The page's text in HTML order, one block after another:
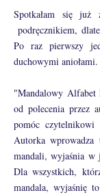
Spotkałam się
podręcznikiem,
Po raz pierwszy
duchowymi aniołami.
"Mandalowy Alfabet
od polecenia przez
pomóc czytelnikowi
Autorka
mandali, wyjaśnia w
Dla wszystkich,
mandala, wyjaśnię